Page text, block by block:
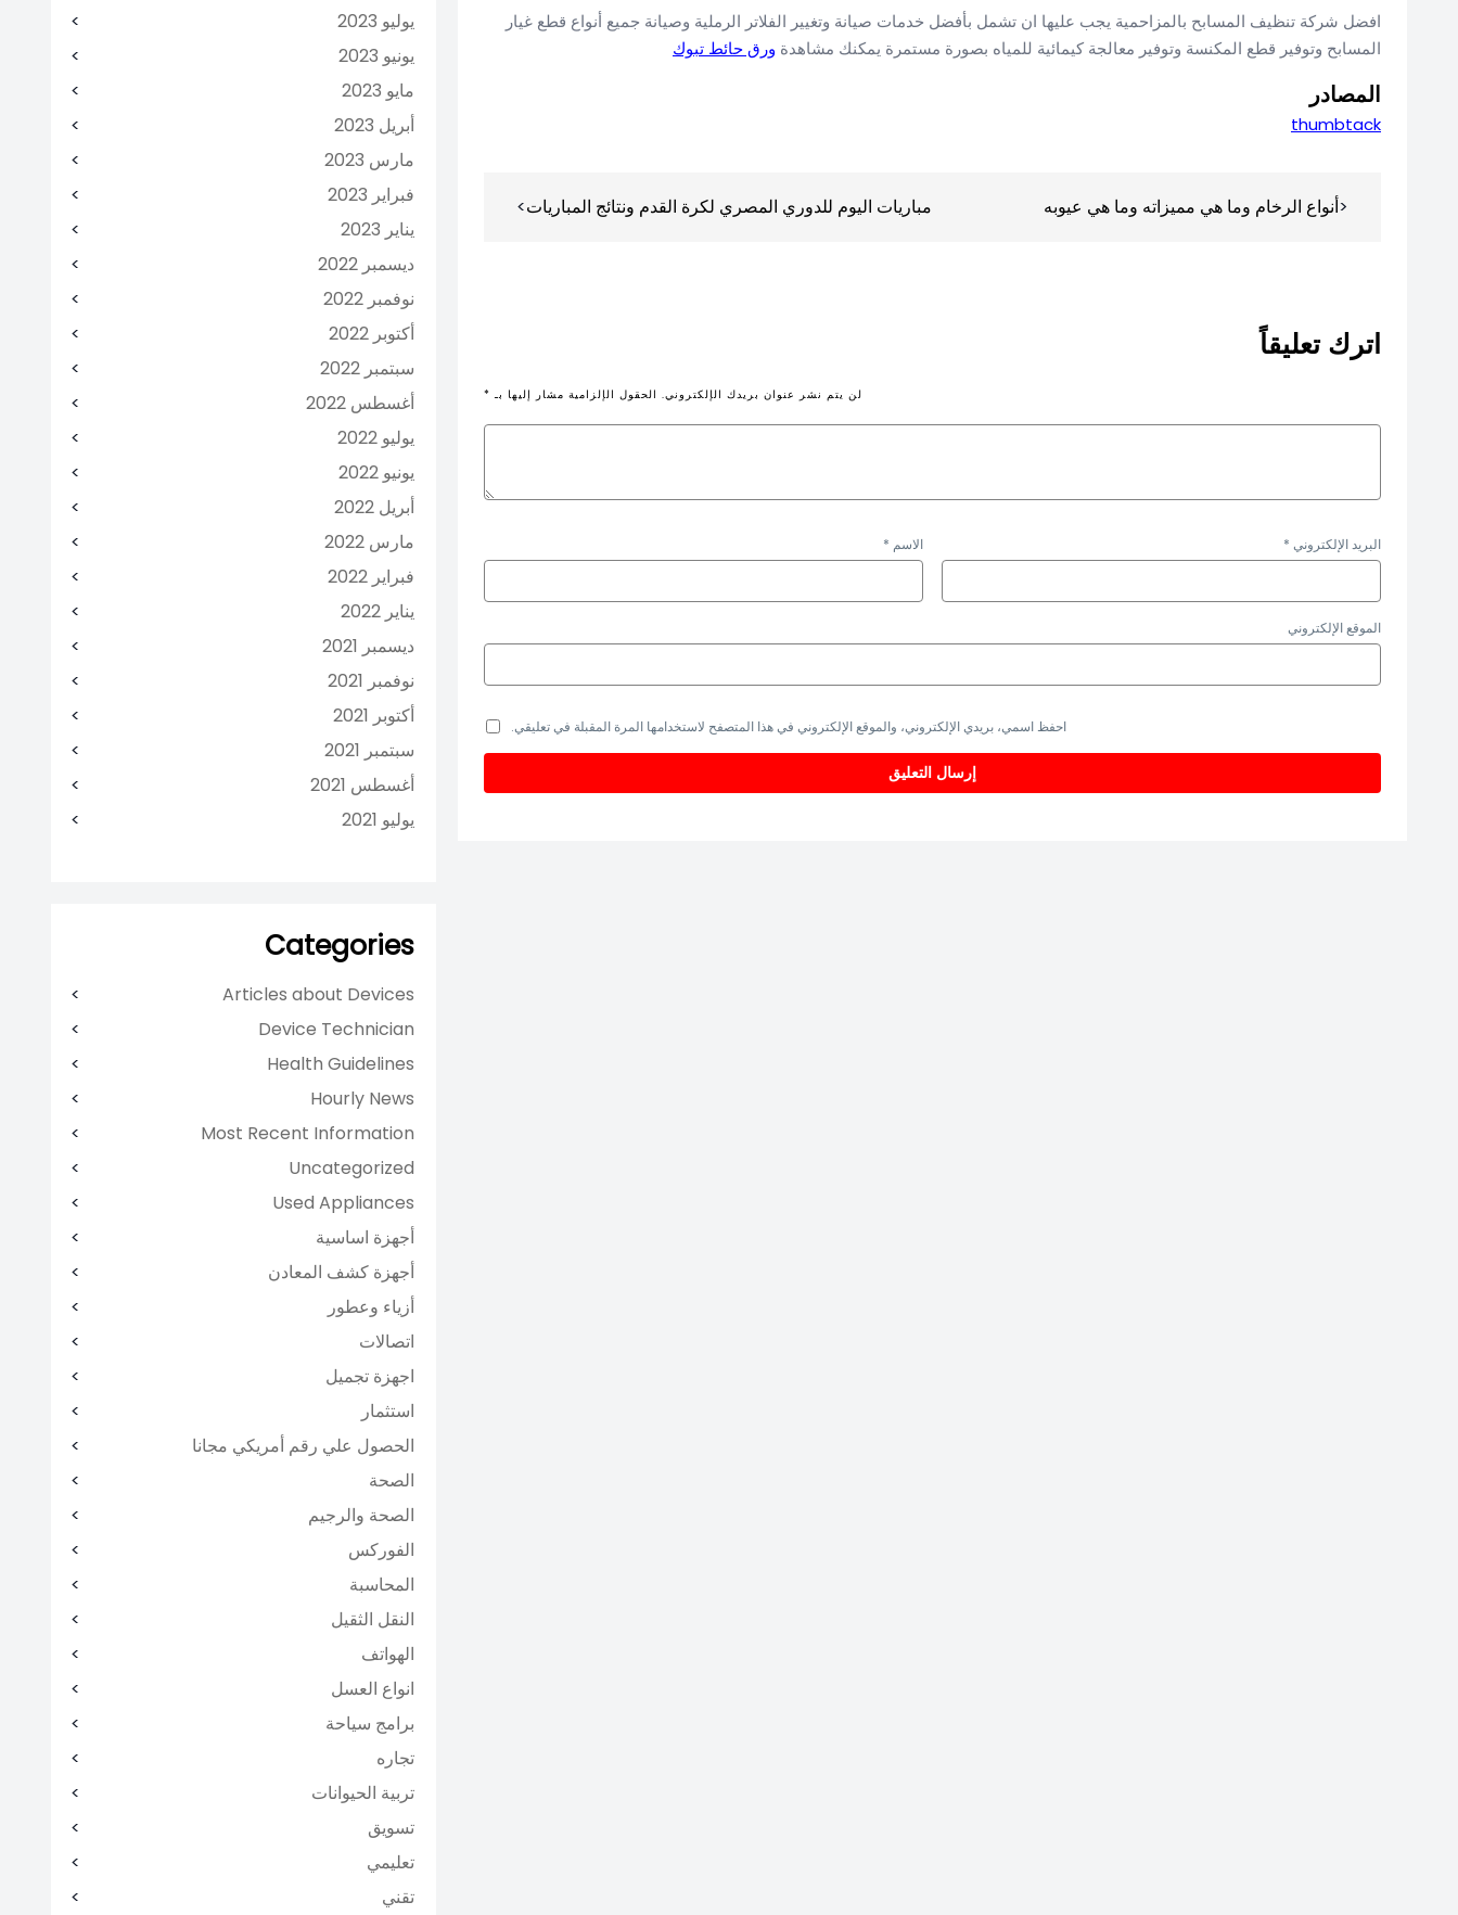
افضل شركة تنظيف المسابح بالمزاحمية يجب عليها ان تشمل بأفضل خدمات صيانة وتغيير الفلاتر الرملية وصيانة جميع أنواع قطع غيار
المسابح وتوفير قطع المكنسة وتوفير معالجة كيمائية للمياه بصورة مستمرة يمكنك مشاهدة ورق حائط تبوك
المصادر
thumbtack
المقالاتأنواع الرخام وما هي مميزاته وما هي عيوبه مباريات اليوم للدوري المصري لكرة القدم ونتائج المباريات
اترك تعليقاً
لن يتم نشر عنوان بريدك الإلكتروني. الحقول الإلزامية مشار إليها بـ *
الاسم * البريد الإلكتروني *
الموقع الإلكتروني
احفظ اسمي، بريدي الإلكتروني، والموقع الإلكتروني في هذا المتصفح لاستخدامها المرة المقبلة في تعليقي.
يوليو 2023
يونيو 2023
مايو 2023
أبريل 2023
مارس 2023
فبراير 2023
يناير 2023
ديسمبر 2022
نوفمبر 2022
أكتوبر 2022
سبتمبر 2022
أغسطس 2022
يوليو 2022
يونيو 2022
أبريل 2022
مارس 2022
فبراير 2022
يناير 2022
ديسمبر 2021
نوفمبر 2021
أكتوبر 2021
سبتمبر 2021
أغسطس 2021
يوليو 2021
Categories
Articles about Devices
Device Technician
Health Guidelines
Hourly News
Most Recent Information
Uncategorized
Used Appliances
أجهزة اساسية
أجهزة كشف المعادن
أزياء وعطور
اتصالات
اجهزة تجميل
استثمار
الحصول علي رقم أمريكي مجانا
الصحة
الصحة والرجيم
الفوركس
المحاسبة
النقل الثقيل
الهواتف
انواع العسل
برامج سياحة
تجاره
تربية الحيوانات
تسويق
تعليمي
تقني